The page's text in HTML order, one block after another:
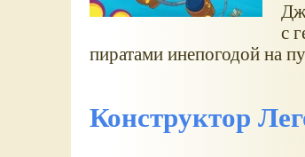
с
пиратами инепогодой на
Конструктор